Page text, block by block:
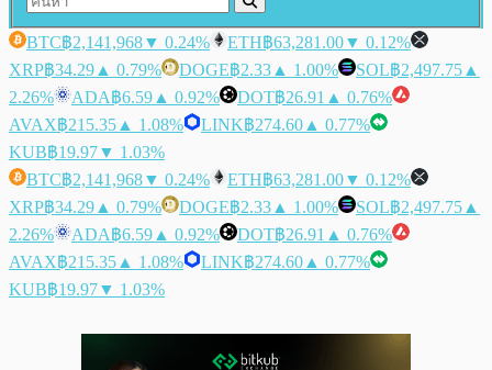
BTC฿2,141,968▼ 0.24% ETH฿63,281.00▼ 0.12%
XRP฿34.29 ▲ 0.79% DOGE฿2.33 ▲ 1.00% SOL฿2,497.75 ▲
2.26%
ADA฿6.59 ▲ 0.92% DOT฿26.91 ▲ 0.76%
AVAX฿215.35 ▲ 1.08% LINK฿274.60 ▲ 0.77%
KUB฿19.97▼ 1.03%
BTC฿2,141,968▼ 0.24% ETH฿63,281.00▼ 0.12%
XRP฿34.29 ▲ 0.79% DOGE฿2.33 ▲ 1.00% SOL฿2,497.75 ▲
2.26%
ADA฿6.59 ▲ 0.92% DOT฿26.91 ▲ 0.76%
AVAX฿215.35 ▲ 1.08% LINK฿274.60 ▲ 0.77%
KUB฿19.97▼ 1.03%